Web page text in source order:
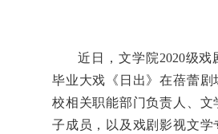
近日，文学院2020级戏
毕业大戏《日出》在蓓蕾剧
校相关职能部门负责人、文
子成员，以及戏剧影视文学